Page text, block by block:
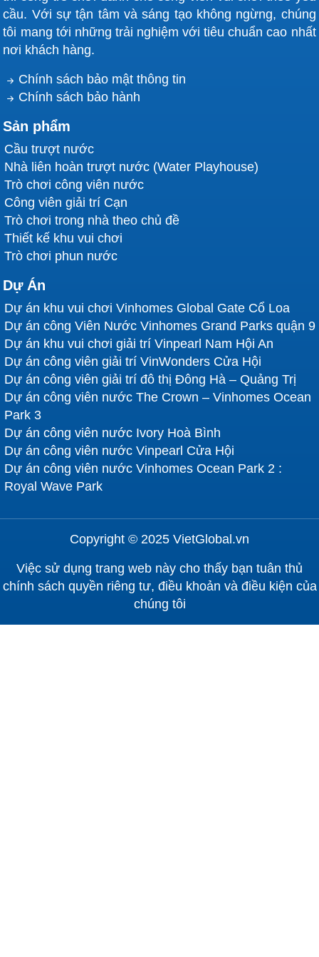
cầu. Với sự tận tâm và sáng tạo không ngừng, chúng
tôi mang tới những trải nghiệm với tiêu chuẩn cao nhất
nơi khách hàng.
Chính sách bảo mật thông tin
Chính sách bảo hành
Sản phẩm
Cầu trượt nước
Nhà liên hoàn trượt nước (Water Playhouse)
Trò chơi công viên nước
Công viên giải trí Cạn
Trò chơi trong nhà theo chủ đề
Thiết kế khu vui chơi
Trò chơi phun nước
Dự Án
Dự án khu vui chơi Vinhomes Global Gate Cổ Loa
Dự án công Viên Nước Vinhomes Grand Parks quận 9
Dự án khu vui chơi giải trí Vinpearl Nam Hội An
Dự án công viên giải trí VinWonders Cửa Hội
Dự án công viên giải trí đô thị Đông Hà – Quảng Trị
Dự án công viên nước The Crown – Vinhomes Ocean
Park 3
Dự án công viên nước Ivory Hoà Bình
Dự án công viên nước Vinpearl Cửa Hội
Dự án công viên nước Vinhomes Ocean Park 2 :
Royal Wave Park
Copyright © 2025 VietGlobal.vn
Việc sử dụng trang web này cho thấy bạn tuân thủ
chính sách quyền riêng tư, điều khoản và điều kiện của
chúng tôi